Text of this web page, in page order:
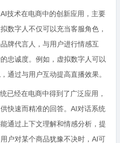
AI技术在电商中的创新应用，主要
数字人不仅可以充当客服角色，
牌代言人，与用户进行情感互
忠诚度。例如，虚拟数字人可以
通过与用户互动提高直播效果。
已经在电商中得到了广泛应用，
快速而精准的回答。AI对话系统
通过上下文理解和情感分析，提
户对某个商品犹豫不决时，AI可